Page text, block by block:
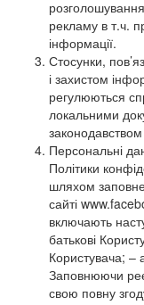
рекламу в т.ч.
інформації.
Стосунки,
і захистом
регулюються
локальними
Персональні
Політики
шляхом
сайті
включають
батькові
Користувача; –
Заповнюючи
свою повну